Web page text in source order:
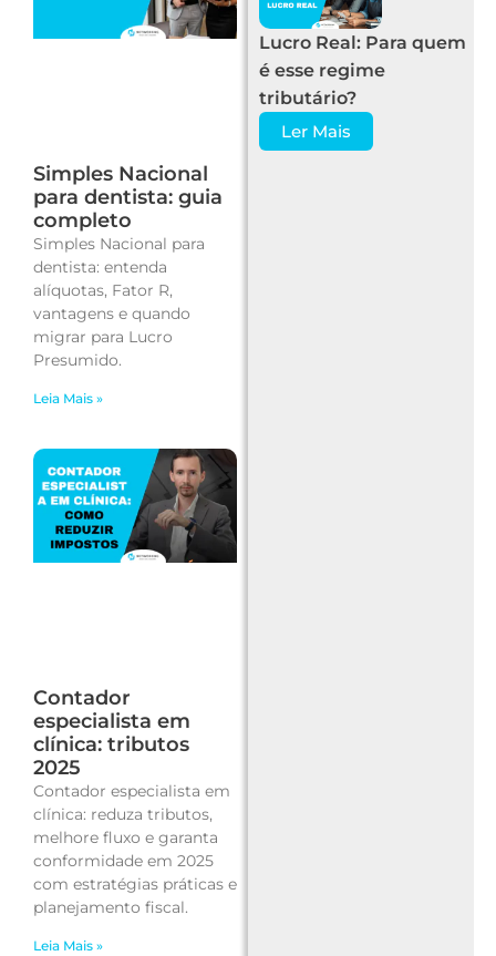
Simples Nacional
para dentista: guia
completo
Simples Nacional para
dentista: entenda
alíquotas, Fator R,
vantagens e quando
migrar para Lucro
Presumido.
Leia Mais »
Contador
especialista em
clínica: tributos
2025
Contador especialista em
clínica: reduza tributos,
melhore fluxo e garanta
conformidade em 2025
com estratégias práticas e
planejamento fiscal.
Leia Mais »
Lucro Real: Para quem
é esse regime
tributário?
Ler Mais